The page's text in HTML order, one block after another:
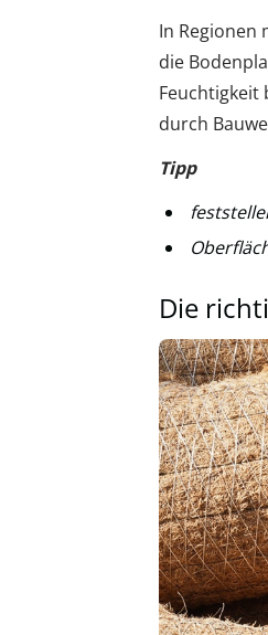
In Regionen
die
Feuchtigkeit
durch
Tipp
Die